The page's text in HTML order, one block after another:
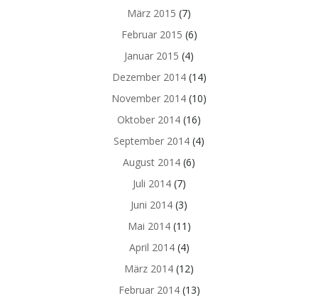
März 2015 (7)
Februar 2015 (6)
Januar 2015 (4)
Dezember 2014(14)
November 2014 (10)
Oktober 2014 (16)
September 2014 (4)
August 2014 (6)
Juli 2014(7)
Juni 2014 (3)
Mai 2014(11)
April 2014(4)
März 2014 (12)
Februar 2014(13)